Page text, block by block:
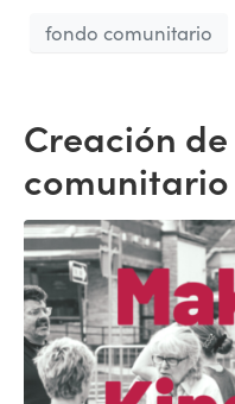
fondo comunitario
Creación
comunitario